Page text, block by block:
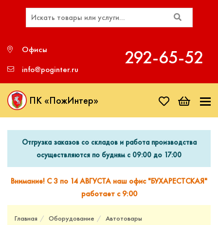
Офисы
info@poginter.ru
292‑65‑52
ПК «ПожИнтер»
Отгрузка заказов со складов и работа производства
осуществляются по будням с 09:00 до 17:00
Внимание! С 3 по 14 АВГУСТА наш офис "БУХАРЕСТСКАЯ"
работает с 9:00
Главная Оборудование
Автотовары